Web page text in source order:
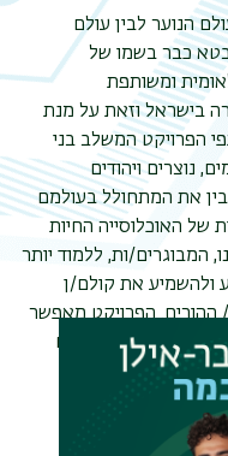
הנוער לבין עולם
כבר בשמו של
ומשותפת
בישראל וזאת על מנת
הפרויקט המשלב בני
נוצרים ויהודים
את המתחולל בעולמם
של האוכלוסייה החיות
המבוגרים/ות, ללמוד יותר
ולהשמיע את קולם/ן
ההורים. הפרויקט מאפשר
וללמוד על נרטיבים
במדינת ישראל.